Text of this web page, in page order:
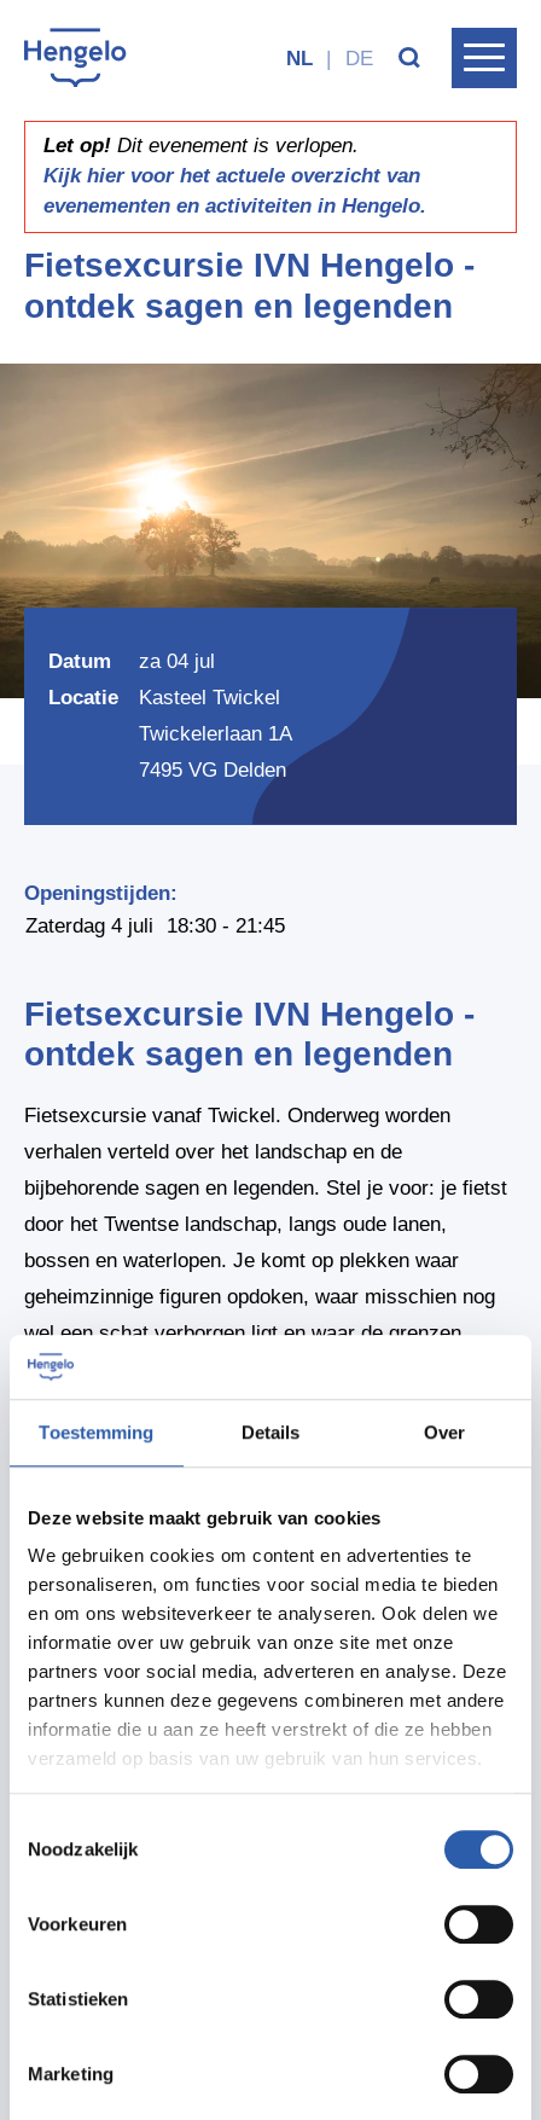
Toestemming Details Over
Deze website maakt gebruik van cookies
We gebruiken cookies om content en advertenties te
personaliseren, om functies voor social media te bieden
en om ons websiteverkeer te analyseren. Ook delen we
informatie over uw gebruik van onze site met onze
partners voor social media, adverteren en analyse. Deze
partners kunnen deze gegevens combineren met andere
informatie die u aan ze heeft verstrekt of die ze hebben
verzameld op basis van uw gebruik van hun services.
Noodzakelijk
Voorkeuren
Statistieken
Marketing
NL | DE
Let op! Dit evenement is verlopen.
Kijk hier voor het actuele overzicht van
evenementen en activiteiten in Hengelo.
Fietsexcursie IVN Hengelo -
ontdek sagen en legenden
Datum
za 04 jul
Locatie
Kasteel Twickel
Twickelerlaan 1A
7495 VG Delden
Openingstijden:
Zaterdag 4 juli
18:30 - 21:45
Fietsexcursie IVN Hengelo -
ontdek sagen en legenden
Fietsexcursie vanaf Twickel. Onderweg worden
verhalen verteld over het landschap en de
bijbehorende sagen en legenden. Stel je voor: je fietst
door het Twentse landschap, langs oude lanen,
bossen en waterlopen. Je komt op plekken waar
geheimzinnige figuren opdoken, waar misschien nog
wel een schat verborgen ligt en waar de grenzen
tussen toen en nu vervagen bij het vallen van de
avond. Hier vertellen we je de sagen en legenden van
deze streek. Je hoort bijvoorbeeld over Huttenkloas,
Delen
Zet in agenda
Routebeschrijving
ivn.nl/